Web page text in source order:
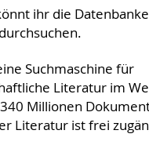
ihr die
Suchmaschine für
Literatur im
Millionen
Literatur ist frei